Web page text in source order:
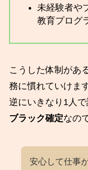
未経験者や
教育プログ
こうした体制があ
務に慣れていけます
逆にいきなり1人で
ブラック確定なの
安心して仕事